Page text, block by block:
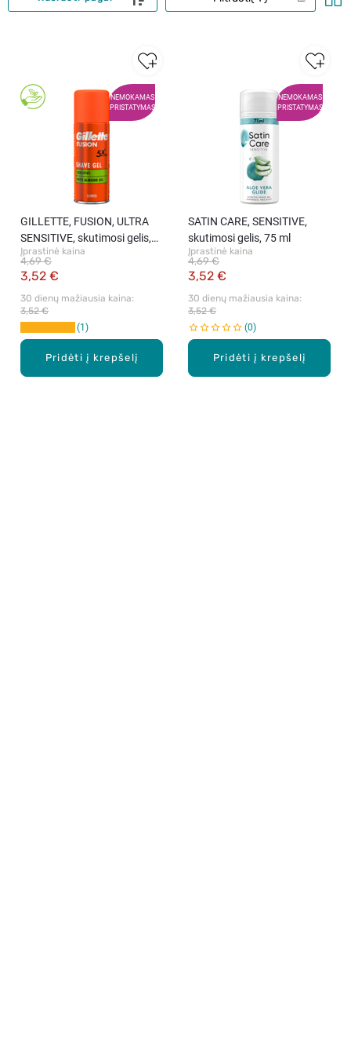
NEMOKAMAS
PRISTATYMAS
Pridėti į krepšelį
GILLETTE, FUSION, ULTRA
SENSITIVE, skutimosi gelis,
75 ml.
Įprastinė kaina
3,52 €
4,69 €
30 dienų mažiausia kaina:
3,52 €
1
NEMOKAMAS
PRISTATYMAS
Pridėti į krepšelį
SATIN CARE, SENSITIVE,
skutimosi gelis, 75 ml
Įprastinė kaina
3,52 €
4,69 €
30 dienų mažiausia kaina:
3,52 €
0